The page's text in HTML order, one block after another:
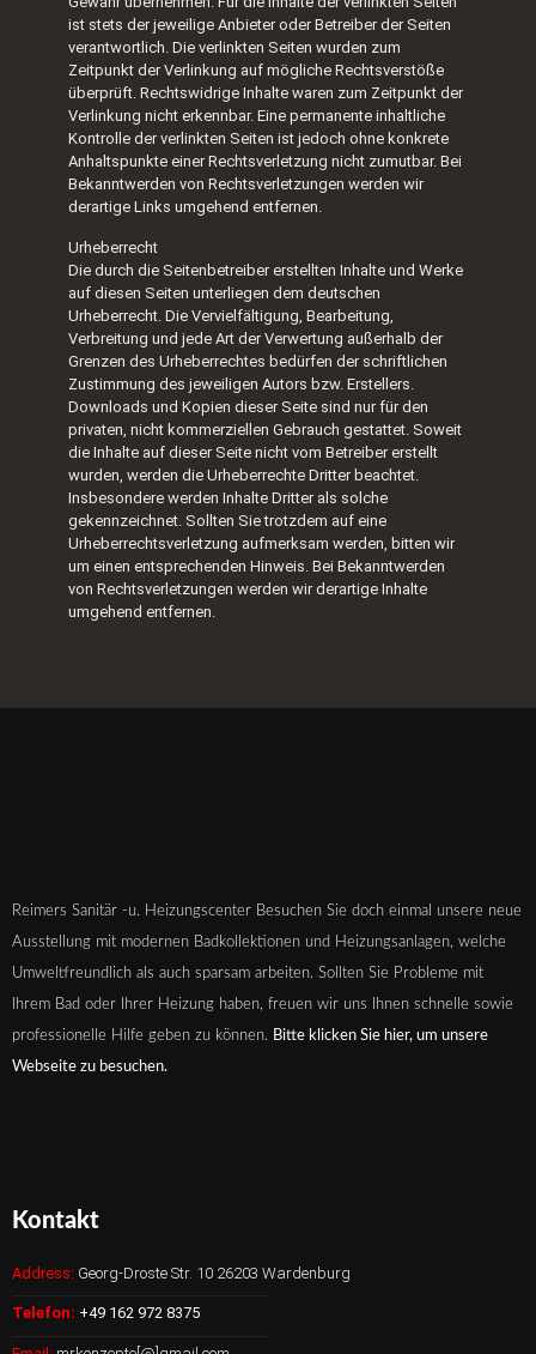
ist stets der jeweilige Anbieter oder Betreiber der Seiten
verantwortlich. Die verlinkten Seiten wurden zum
Zeitpunkt der Verlinkung auf mögliche Rechtsverstöße
überprüft. Rechtswidrige Inhalte waren zum Zeitpunkt der
Verlinkung nicht erkennbar. Eine permanente inhaltliche
Kontrolle der verlinkten Seiten ist jedoch ohne konkrete
Anhaltspunkte einer Rechtsverletzung nicht zumutbar. Bei
Bekanntwerden von Rechtsverletzungen werden wir
derartige Links umgehend entfernen.
Urheberrecht
Die durch die Seitenbetreiber erstellten Inhalte und Werke
auf diesen Seiten unterliegen dem deutschen
Urheberrecht. Die Vervielfältigung, Bearbeitung,
Verbreitung und jede Art der Verwertung außerhalb der
Grenzen des Urheberrechtes bedürfen der schriftlichen
Zustimmung des jeweiligen Autors bzw. Erstellers.
Downloads und Kopien dieser Seite sind nur für den
privaten, nicht kommerziellen Gebrauch gestattet. Soweit
die Inhalte auf dieser Seite nicht vom Betreiber erstellt
wurden, werden die Urheberrechte Dritter beachtet.
Insbesondere werden Inhalte Dritter als solche
gekennzeichnet. Sollten Sie trotzdem auf eine
Urheberrechtsverletzung aufmerksam werden, bitten wir
um einen entsprechenden Hinweis. Bei Bekanntwerden
von Rechtsverletzungen werden wir derartige Inhalte
umgehend entfernen.
Reimers Sanitär -u. Heizungscenter Besuchen Sie doch einmal unsere neue
Ausstellung mit modernen Badkollektionen und Heizungsanlagen, welche
Umweltfreundlich als auch sparsam arbeiten. Sollten Sie Probleme mit
Ihrem Bad oder Ihrer Heizung haben, freuen wir uns Ihnen schnelle sowie
professionelle Hilfe geben zu können. Bitte klicken Sie hier, um unsere
Webseite zu besuchen.
Kontakt
Address: Georg-Droste Str. 10 26203 Wardenburg
Telefon: +49 162 972 8375